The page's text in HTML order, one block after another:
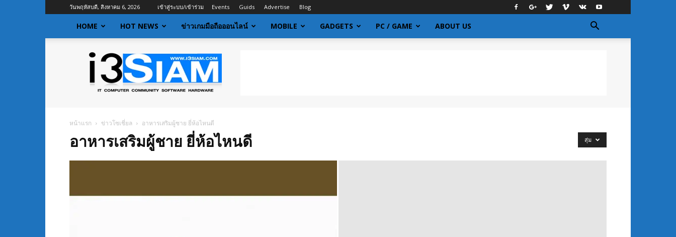
วันพฤหัสบดี, สิงหาคม 6, 2026 เข้าสู่ระบบ/เข้าร่วม Events Guids Advertise Blog
HOME HOT NEWS ข่าวเกมมือถือออนไลน์ MOBILE GADGETS PC / GAME ABOUT US
I3siam
ข่าว
ไอที
ข่าวสาร
กับ
ข่าว
เทคโนโลยี
หน้าแรก ข่าวโซเชี่ยล อาหารเสริมผู้ชาย ยี่ห้อไหนดี
อาหารเสริมผู้ชาย ยี่ห้อไหนดี สุ่ม